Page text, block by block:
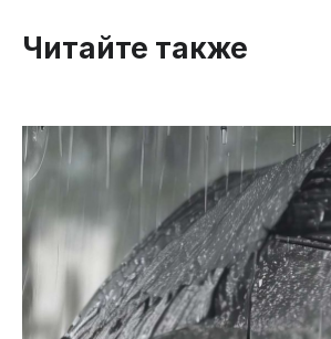
Читайте также